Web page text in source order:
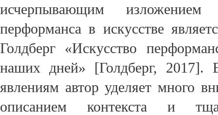
исчерпывающим изложением
перформанса в искусстве
Голдберг «Искусство
наших дней» [Голдберг, 2017].
явлениям автор уделяет много
описанием контекста и